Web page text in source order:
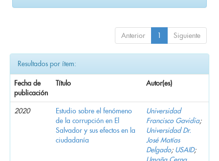
Anterior 1 Siguiente
Resultados por ítem:
Fecha de
publicación
Título Autor(es)
2020
Estudio sobre el fenómeno
de la corrupción en El
Salvador y sus efectos en la
ciudadanía
Universidad
Francisco Gavidia;
Universidad Dr.
José Matías
Delgado; USAID;